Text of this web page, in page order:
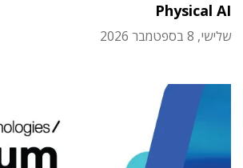
Physical AI
שלישי, 8 בספטמבר 2026